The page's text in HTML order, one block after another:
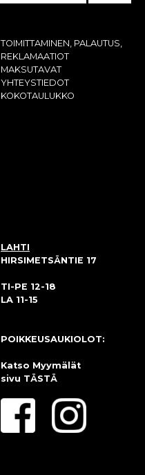
TOIMITTAMINEN, PALAUTUS,
REKLAMAATIOT
MAKSUTAVAT
YHTEYSTIEDOT
KOKOTAULUKKO
LAHTI
HIRSIMETSÄNTIE 17
TI-PE 12-18
LA 11-15
POIKKEUSAUKIOLOT:
Katso Myymälät
sivu TÄSTÄ